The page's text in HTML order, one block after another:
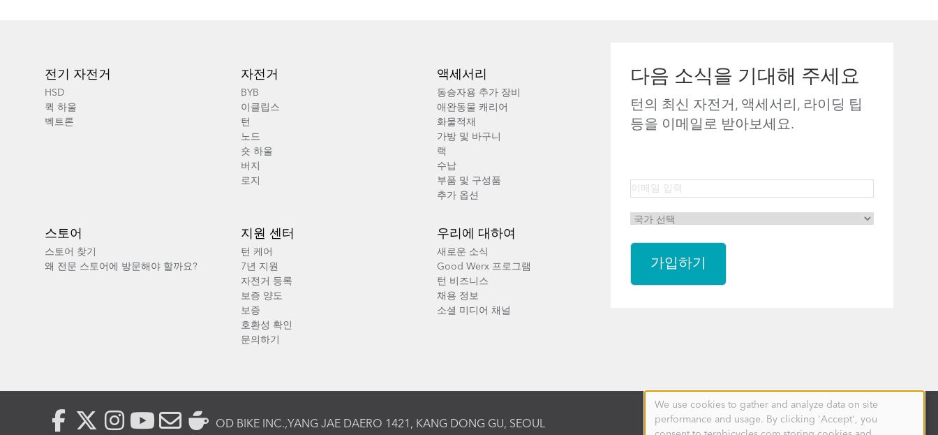
다음 소식을 기대해 주세요
턴의 최신 자전거, 액세서리, 라이딩 팁
등을 이메일로 받아보세요.
전기 자전거
HSD
퀵 하울
벡트론
자전거
BYB
이클립스
턴
노드
숏 하울
버지
로지
액세서리
동승자용 추가 장비
애완동물 캐리어
화물적재
가방 및 바구니
랙
수납
부품 및 구성품
추가 옵션
스토어
스토어 찾기
왜 전문 스토어에 방문해야 할까요?
지원 센터
턴 케어
7년 지원
자전거 등록
보증 양도
보증
호환성 확인
문의하기
우리에 대하여
새로운 소식
Good Werx 프로그램
턴 비즈니스
채용 정보
소셜 미디어 채널
OD BIKE INC.,YANG JAE DAERO 1421, KANG DONG GU, SEOUL
Use
of
We use cookies to gather and analyze data on site
performance and usage. By clicking 'Accept', you